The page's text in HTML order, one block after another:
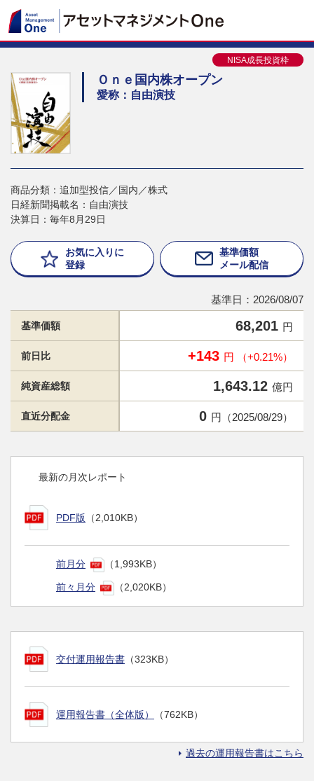
NISA成長投資枠
Ｏｎｅ国内株オープン
愛称：自由演技
商品分類：追加型投信／国内／株式
日経新聞掲載名：自由演技
決算日：毎年8月29日
お気に入りに
登録
基準価額
メール配信
基準日：2026/08/07
基準価額 68,201 円
前日比 +143 円 （+0.21%）
純資産総額 1,643.12 億円
直近分配金 0 円（2025/08/29）
最新の月次レポート
PDF版 （2,010KB）
前月分 （1,993KB）
前々月分 （2,020KB）
交付運用報告書 （323KB）
運用報告書（全体版） （762KB）
過去の運用報告書はこちら